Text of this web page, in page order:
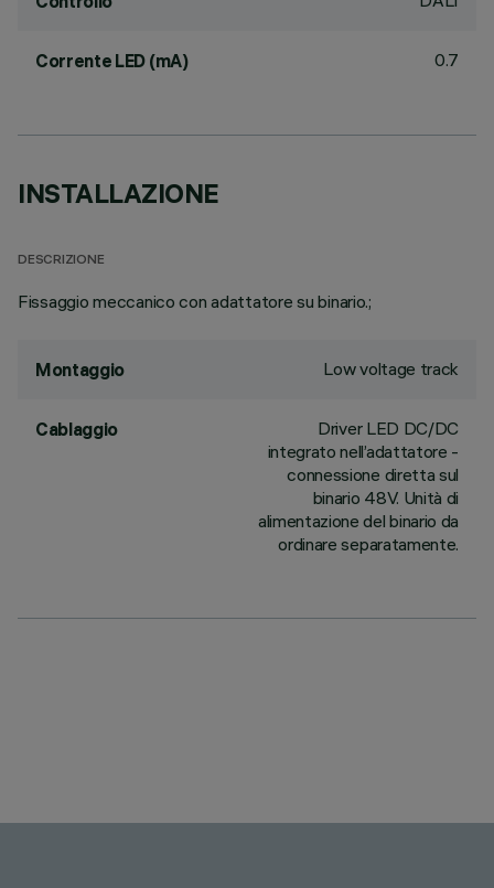
Corrente LED (mA) 0.7
INSTALLAZIONE
DESCRIZIONE
Fissaggio meccanico con adattatore su binario.;
Montaggio Low voltage track
Cablaggio
Driver LED DC/DC
integrato nell’adattatore -
connessione diretta sul
binario 48V. Unità di
alimentazione del binario da
ordinare separatamente.